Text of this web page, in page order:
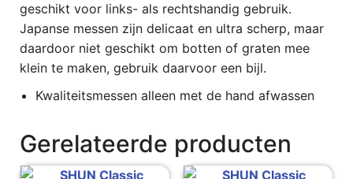
geschikt voor links- als rechtshandig gebruik.
Japanse messen zijn delicaat en ultra scherp, maar
daardoor niet geschikt om botten of graten mee
klein te maken, gebruik daarvoor een bijl.
Kwaliteitsmessen alleen met de hand afwassen
Gerelateerde producten